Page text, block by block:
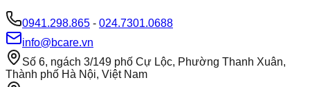
0941.298.865 - 024.7301.0688
info@bcare.vn
Số 6, ngách 3/149 phố Cự Lộc, Phường Thanh Xuân,
Thành phố Hà Nội, Việt Nam